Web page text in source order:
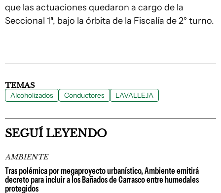
que las actuaciones quedaron a cargo de la
Seccional 1ª, bajo la órbita de la Fiscalía de 2° turno.
TEMAS
Alcoholizados Conductores LAVALLEJA
SEGUÍ LEYENDO
AMBIENTE
Tras polémica por megaproyecto urbanístico, Ambiente emitirá
decreto para incluir a los Bañados de Carrasco entre humedales
protegidos